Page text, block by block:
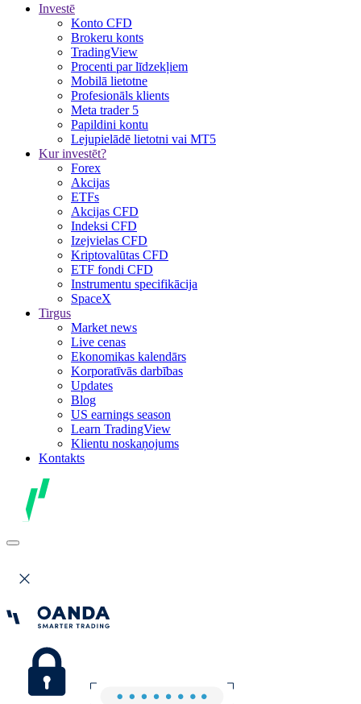
Investē
Konto CFD
Brokeru konts
TradingView
Procenti par līdzekļiem
Mobilā lietotne
Profesionāls klients
Meta trader 5
Papildini kontu
Lejupielādē lietotni vai MT5
Kur investēt?
Forex
Akcijas
ETFs
Akcijas CFD
Indeksi CFD
Izejvielas CFD
Kriptovalūtas CFD
ETF fondi CFD
Instrumentu specifikācija
SpaceX
Tirgus
Market news
Live cenas
Ekonomikas kalendārs
Korporatīvās darbības
Updates
Blog
US earnings season
Learn TradingView
Klientu noskaņojums
Kontakts